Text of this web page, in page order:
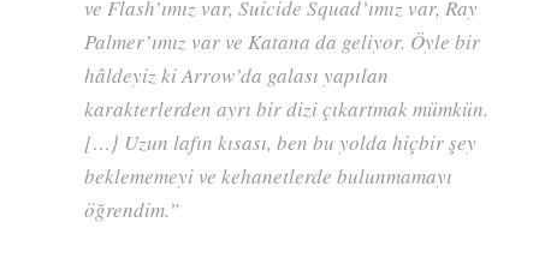
ve Flash’ımız var, Suicide Squad’ımız var, Ray
Palmer’ımız var ve Katana da geliyor. Öyle bir
hâldeyiz ki Arrow’da galası yapılan
karakterlerden ayrı bir dizi çıkartmak mümkün.
[…} Uzun lafın kısası, ben bu yolda hiçbir şey
beklememeyi ve kehanetlerde bulunmamayı
öğrendim.”